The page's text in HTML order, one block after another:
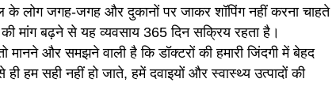
लोग जगह-जगह और दुकानों पर जाकर शॉपिंग नहीं करना चाहते
मांग बढ़ने से यह व्यवसाय 365 दिन सक्रिय रहता है।
मानने और समझने वाली है कि डॉक्टरों की हमारी जिंदगी में बेहद
हम सही नहीं हो जाते, हमें दवाइयों और स्वास्थ्य उत्पादों की